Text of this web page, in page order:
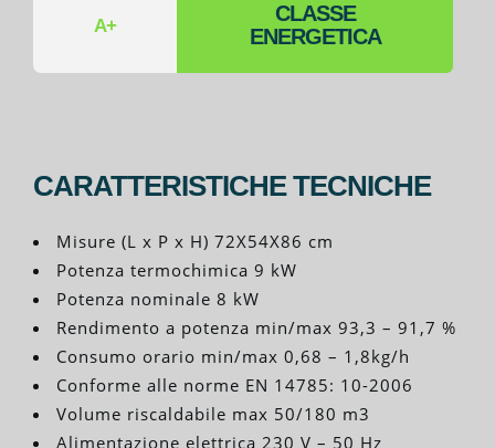
A+
CLASSE
ENERGETICA
CARATTERISTICHE TECNICHE
Misure (L x P x H) 72X54X86 cm
Potenza termochimica 9 kW
Potenza nominale 8 kW
Rendimento a potenza min/max 93,3 – 91,7 %
Consumo orario min/max 0,68 – 1,8kg/h
Conforme alle norme EN 14785: 10-2006
Volume riscaldabile max 50/180 m3
Alimentazione elettrica 230 V – 50 Hz